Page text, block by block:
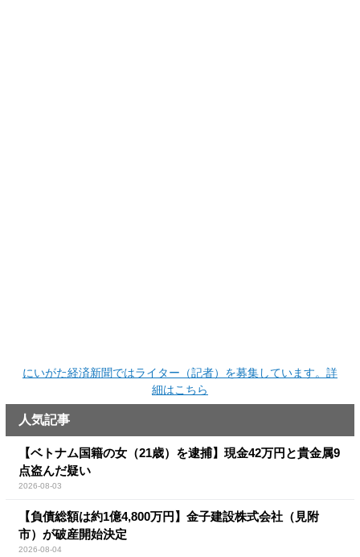
にいがた経済新聞ではライター（記者）を募集しています。詳
細はこちら
人気記事
【ベトナム国籍の女（21歳）を逮捕】現金42万円と貴金属9
点盗んだ疑い
2026-08-03
【負債総額は約1億4,800万円】金子建設株式会社（見附
市）が破産開始決定
2026-08-04